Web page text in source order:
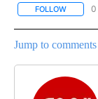
FOLLOW 0
Jump to comments